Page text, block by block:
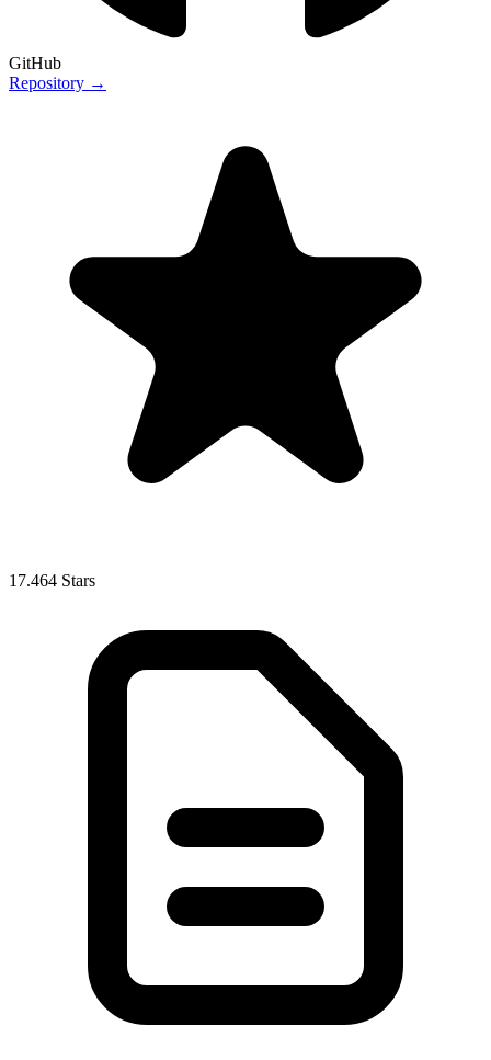
GitHub
Repository →
17.464 Stars